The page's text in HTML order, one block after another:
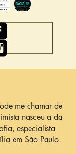
me chamar de
nasceu a da
especialista
em São Paulo.